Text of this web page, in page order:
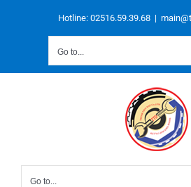
Hotline: 02516.59.39.68 |
Go to...
Go to...